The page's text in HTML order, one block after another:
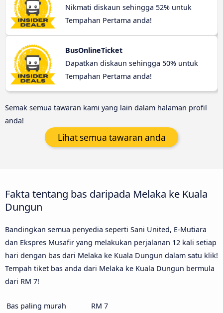
Nikmati diskaun sehingga 52% untuk
Tempahan Pertama anda!
BusOnlineTicket
Dapatkan diskaun sehingga 50% untuk
Tempahan Pertama anda!
Semak semua tawaran kami yang lain dalam halaman profil
anda!
Lihat semua tawaran anda
Fakta tentang bas daripada Melaka ke Kuala
Dungun
Bandingkan semua penyedia seperti Sani United, E-Mutiara
dan Ekspres Musafir yang melakukan perjalanan 12 kali setiap
hari dengan bas dari Melaka ke Kuala Dungun dalam satu klik!
Tempah tiket bas anda dari Melaka ke Kuala Dungun bermula
dari RM 7!
Bas paling murah
RM 7